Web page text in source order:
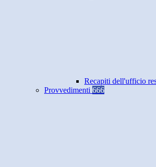
Recapiti dell'ufficio
Provvedimenti 666